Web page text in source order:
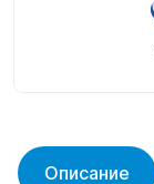
Описание